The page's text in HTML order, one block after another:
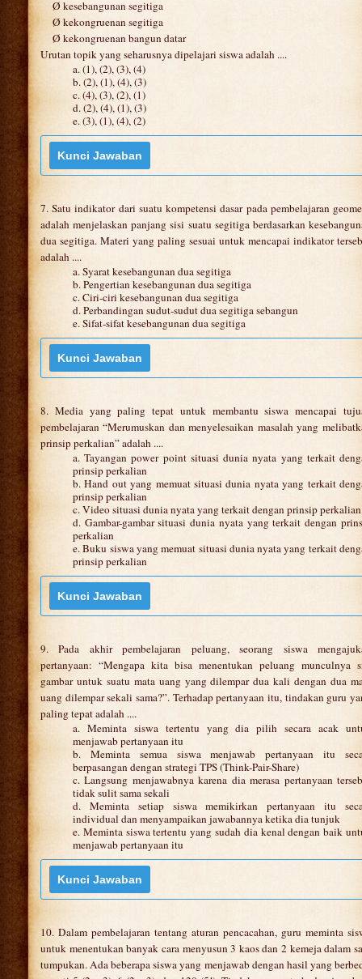
Ø kesebangunan segitiga
Ø kekongruenan segitiga
Ø kekongruenan bangun datar
Urutan topik yang seharusnya dipelajari siswa adalah ....
a. (1), (2), (3), (4)
b. (2), (1), (4), (3)
c. (4), (3), (2), (1)
d. (2), (4), (1), (3)
e. (3), (1), (4), (2)
7. Satu indikator dari suatu kompetensi dasar pada pembelajaran
adalah menjelaskan panjang sisi suatu segitiga berdasarkan
dua segitiga. Materi yang paling sesuai untuk mencapai indikator
adalah ....
a. Syarat kesebangunan dua segitiga
b. Pengertian kesebangunan dua segitiga
c. Ciri-ciri kesebangunan dua segitiga
d. Perbandingan sudut-sudut dua segitiga sebangun
e. Sifat-sifat kesebangunan dua segitiga
8. Media yang paling tepat untuk membantu siswa mencapai
pembelajaran “Merumuskan dan menyelesaikan masalah yang
prinsip perkalian” adalah ....
a. Tayangan power point situasi dunia nyata yang terkait
prinsip perkalian
b. Hand out yang memuat situasi dunia nyata yang terkait
prinsip perkalian
c. Video situasi dunia nyata yang terkait dengan prinsip perkalian
d. Gambar-gambar situasi dunia nyata yang terkait dengan
perkalian
e. Buku siswa yang memuat situasi dunia nyata yang terkait
prinsip perkalian
9. Pada akhir pembelajaran peluang, seorang siswa
pertanyaan: “Mengapa kita bisa menentukan peluang munculnya
gambar untuk suatu mata uang yang dilempar dua kali dengan dua
uang dilempar sekali sama?”. Terhadap pertanyaan itu, tindakan guru
paling tepat adalah ....
a. Meminta siswa tertentu yang dia pilih secara acak
menjawab pertanyaan itu
b. Meminta semua siswa menjawab pertanyaan itu
berpasangan dengan strategi TPS (Think-Pair-Share)
c. Langsung menjawabnya karena dia merasa pertanyaan
tidak sulit sama sekali
d. Meminta setiap siswa memikirkan pertanyaan itu
individual dan menyampaikan jawabannya ketika dia tunjuk
e. Meminta siswa tertentu yang sudah dia kenal dengan baik
menjawab pertanyaan itu
10. Dalam pembelajaran tentang aturan pencacahan, guru meminta
untuk menentukan banyak cara menyusun 3 kaos dan 2 kemeja dalam
tumpukan. Ada beberapa siswa yang menjawab dengan hasil yang